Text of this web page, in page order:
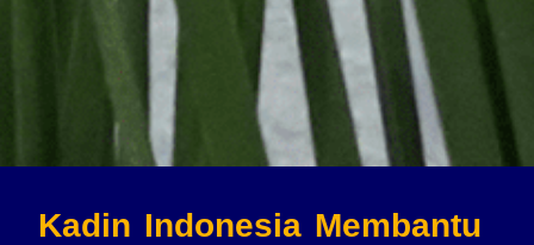
Kadin Indonesia Membantu